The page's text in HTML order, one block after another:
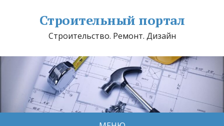
Строительный портал
Строительство. Ремонт. Дизайн